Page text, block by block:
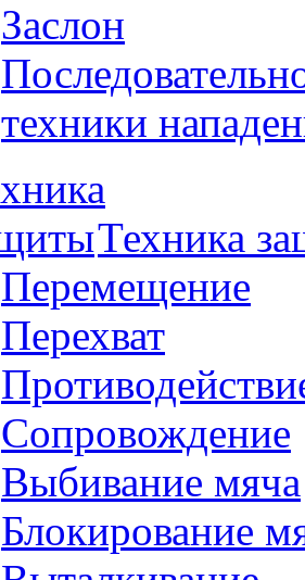
Заслон
техники
Техника
Перемещение
Перехват
Сопровождение
Выбивание мяча
Блокирование